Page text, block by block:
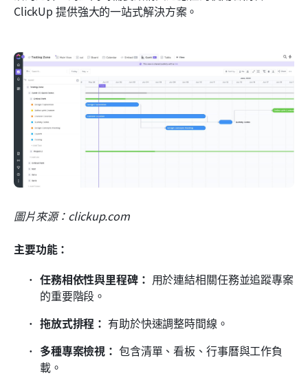
ClickUp 提供強大的一站式解決方案。
圖片來源：clickup.com
主要功能：
任務相依性與里程碑： 用於連結相關任務並追蹤專案
的重要階段。
拖放式排程： 有助於快速調整時間線。
多種專案檢視： 包含清單、看板、行事曆與工作負
載。